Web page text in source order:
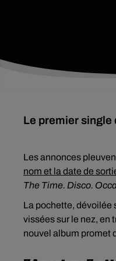
Le premier single
Les annonces
nom et la date de
The Time. Disco.
La pochette, dévoilée
vissées sur le nez, en
nouvel album promet